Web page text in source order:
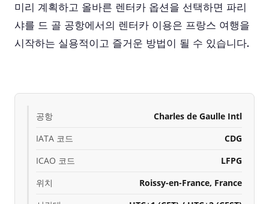
미리 계획하고 올바른 렌터카 옵션을 선택하면 파리
샤를 드 골 공항에서의 렌터카 이용은 프랑스 여행을
시작하는 실용적이고 즐거운 방법이 될 수 있습니다.
공항
Charles de Gaulle Intl
IATA 코드
CDG
ICAO 코드
LFPG
위치
Roissy-en-France, France